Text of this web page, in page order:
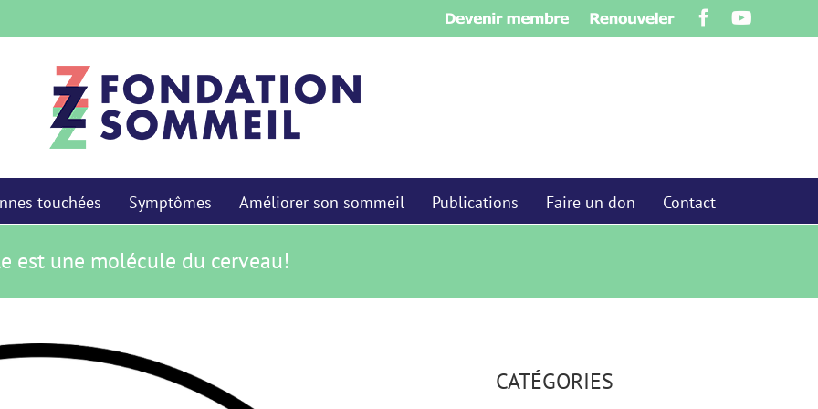
Devenir
membre
Renouveler Facebook
touchées Symptômes Améliorer son sommeil Publications Faire un don Contact
est une molécule du cerveau!
CATÉGORIES